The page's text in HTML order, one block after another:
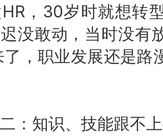
，30岁时就想转
没敢动，当时没有
，职业发展还是路
知识、技能跟不